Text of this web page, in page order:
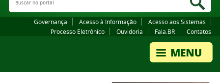
Governança Acesso à Informação
Acesso aos Sistemas
Processo Eletrônico
Ouvidoria Fala.BR Contatos